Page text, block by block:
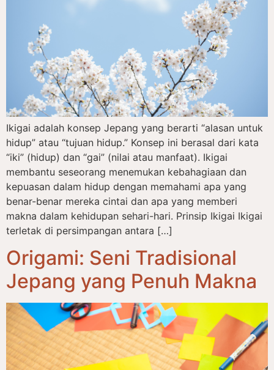
Ikigai adalah konsep Jepang yang berarti “alasan untuk
hidup” atau “tujuan hidup.” Konsep ini berasal dari kata
“iki” (hidup) dan “gai” (nilai atau manfaat). Ikigai
membantu seseorang menemukan kebahagiaan dan
kepuasan dalam hidup dengan memahami apa yang
benar-benar mereka cintai dan apa yang memberi
makna dalam kehidupan sehari-hari. Prinsip Ikigai Ikigai
terletak di persimpangan antara […]
Origami: Seni Tradisional
Jepang yang Penuh Makna